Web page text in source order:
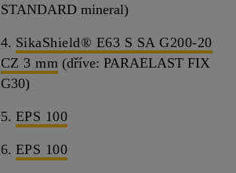
STANDARD mineral)
4. SikaShield® E63 S SA G200-20
CZ 3 mm (dříve: PARAELAST FIX
G30)
5. EPS 100
6. EPS 100